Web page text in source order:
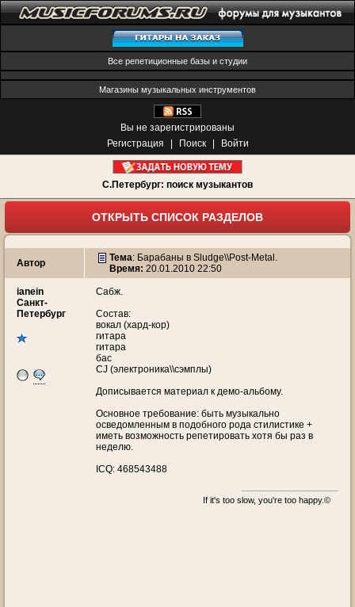
Все репетиционные базы и студии
Магазины музыкальных инструментов
Вы не зарегистрированы
Регистрация
Поиск Войти
С.Петербург: поиск музыкантов
ОТКРЫТЬ СПИСОК РАЗДЕЛОВ
Автор Тема: Барабаны в Sludge\\Post-Metal.
Время: 20.01.2010 22:50
ianein
Санкт-
Петербург
Сабж.
Состав:
вокал (хард-кор)
гитара
гитара
бас
CJ (электроника\\сэмплы)
Дописывается материал к демо-альбому.
Основное требование: быть музыкально
осведомленным в подобного рода стилистике +
иметь возможность репетировать хотя бы раз в
неделю.
ICQ: 468543488
If it's too slow, you're too happy.©